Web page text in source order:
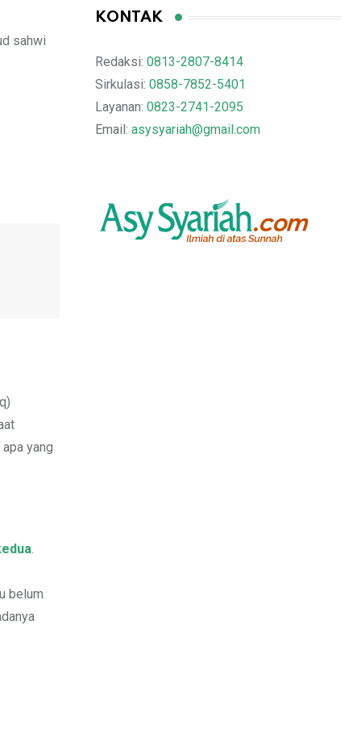
sahwi
yang
.
belum
KONTAK
Redaksi: 0813-2807-8414
Sirkulasi: 0858-7852-5401
Layanan: 0823-2741-2095
Email: asysyariah@gmail.com